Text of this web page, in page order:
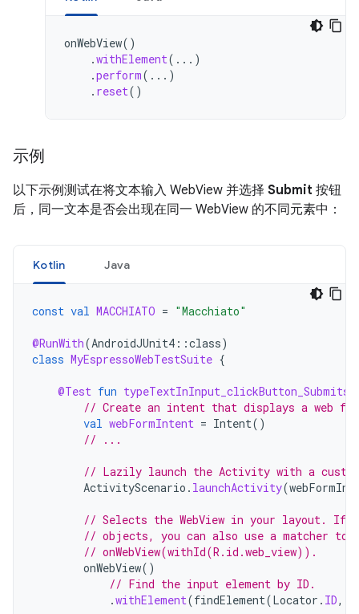
onWebView()
.withElement(...)
.perform(...)
. reset()
示例
以下示例测试在将文本输入 WebView 并选择 Submit 按钮
后，同一文本是否会出现在同一 WebView 的不同元素中：
Kotlin Java
const val MACCHIATO = "Macchiato"
@RunWith(AndroidJUnit4 ::class)
class MyEspressoWebTestSuite {
@Test fun
// Create an intent that displays a web
val webFormIntent = Intent()
// ...
// Lazily launch the Activity with a
ActivityScenario . launchActivity(
// Selects the WebView in your layout. If
// objects, you can also use a matcher to
// onWebView(withId(R.id.web_view)).
onWebView()
// Find the input element by ID.
.withElement(findElement(Locator . ID,